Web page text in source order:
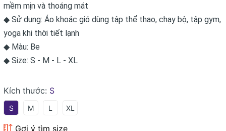
mềm mịn và thoáng mát
◆ Sử dụng: Áo khoác gió dùng tập thể thao, chạy bộ, tập gym,
yoga khi thời tiết lạnh
◆ Màu: Be
◆ Size: S - M - L - XL
Kích thước: S
S M L XL
Gợi ý tìm size